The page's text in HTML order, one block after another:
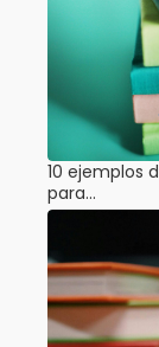
10 ejemplos
para…